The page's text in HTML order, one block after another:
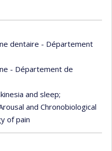
dentaire - Département
- Département de
and sleep;
and Chronobiological
of pain